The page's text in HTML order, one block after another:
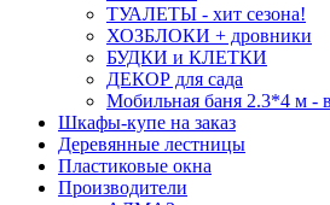
ТУАЛЕТЫ - хит сезона!
ХОЗБЛОКИ + дровники
БУДКИ и КЛЕТКИ
ДЕКОР для сада
Мобильная баня 2.3*4 м -
Шкафы-купе на заказ
Деревянные лестницы
Пластиковые окна
Производители